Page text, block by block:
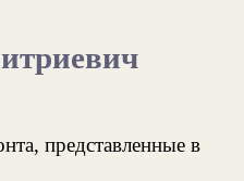
представленные в